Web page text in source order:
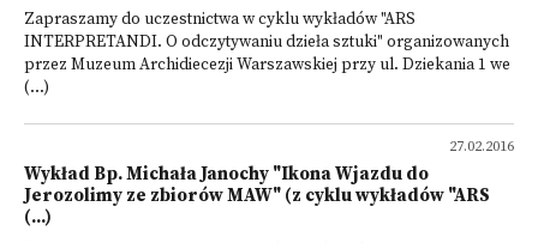
Zapraszamy do uczestnictwa w cyklu wykładów "ARS
INTERPRETANDI. O odczytywaniu dzieła sztuki" organizowanych
przez Muzeum Archidiecezji Warszawskiej przy ul. Dziekania 1 we
(...)
27.02.2016
Wykład Bp. Michała Janochy "Ikona Wjazdu do
Jerozolimy ze zbiorów MAW" (z cyklu wykładów "ARS
(...)